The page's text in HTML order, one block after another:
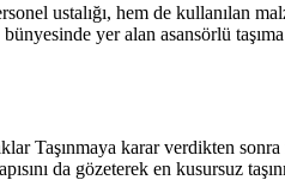
ustalığı, hem de kullanılan
yer alan asansörlü
Taşınmaya karar verdikten
da gözeterek en kusursuz